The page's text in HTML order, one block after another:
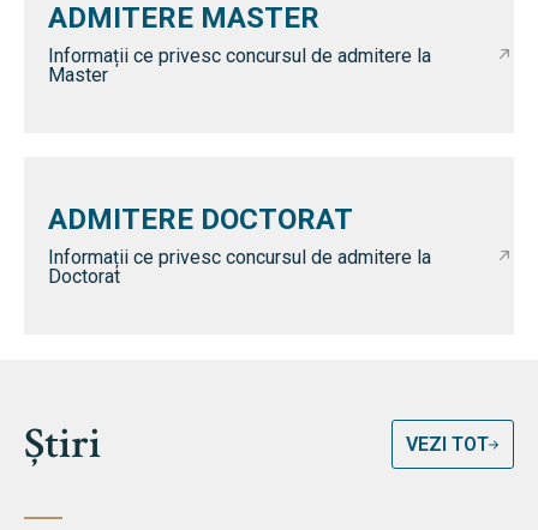
ADMITERE MASTER
Informații ce privesc concursul de admitere la
Master
ADMITERE DOCTORAT
Informații ce privesc concursul de admitere la
Doctorat
Știri VEZI TOT